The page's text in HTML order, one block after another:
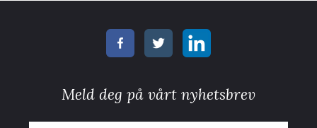
Meld deg på vårt nyhetsbrev